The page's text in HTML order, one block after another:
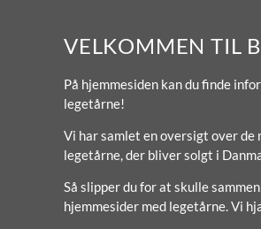
VELKOMMEN TIL
På hjemmesiden kan du finde
legetårne!
Vi har samlet en oversigt over
legetårne, der bliver solgt i
Så slipper du for at skulle
hjemmesider med legetårne. Vi